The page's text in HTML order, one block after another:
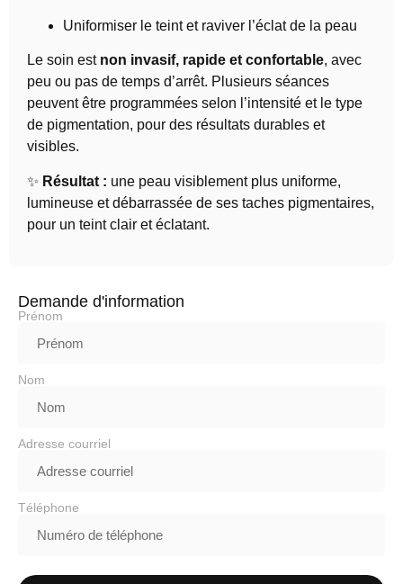
Uniformiser le teint et raviver l’éclat de la peau
Le soin est non invasif, rapide et confortable, avec
peu ou pas de temps d’arrêt. Plusieurs séances
peuvent être programmées selon l’intensité et le type
de pigmentation, pour des résultats durables et
visibles.
✨ Résultat : une peau visiblement plus uniforme,
lumineuse et débarrassée de ses taches pigmentaires,
pour un teint clair et éclatant.
Demande d'information
Prénom
Nom
Adresse courriel
Téléphone